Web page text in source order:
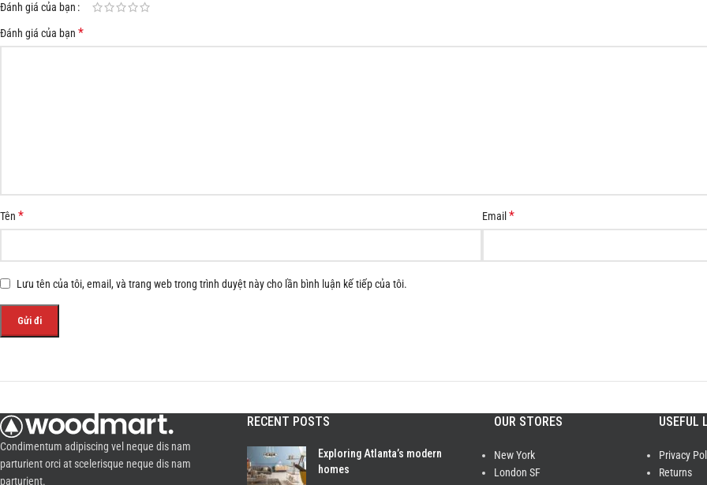
Đánh giá của bạn
Đánh giá của bạn *
Tên * Email *
Lưu tên của tôi, email, và trang web trong trình duyệt này cho lần bình luận kế tiếp của tôi.
Condimentum adipiscing vel neque dis nam
parturient orci at scelerisque neque dis nam
parturient.
RECENT POSTS
Exploring Atlanta’s modern
homes
OUR STORES
New York
London SF
USEFUL
Privacy
Returns